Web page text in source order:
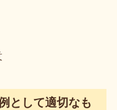
として適切なも